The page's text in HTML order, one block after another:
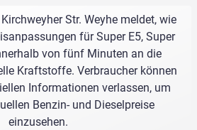
Str. Weyhe meldet, wie
für Super E5, Super
von fünf Minuten an die
Kraftstoffe. Verbraucher können
Informationen verlassen, um
Benzin- und Dieselpreise
einzusehen.